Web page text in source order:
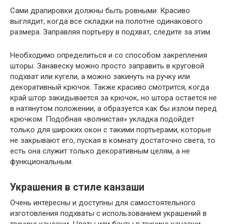
Сами драпировки должны быть ровными. Красиво
выглядит, когда все складки на полотне одинакового
размера. Заправляя портьеру в подхват, следите за этим.
Необходимо определиться и со способом закрепления
шторы. Занавеску можно просто заправить в круговой
подхват или кугели, а можно закинуть на ручку или
декоративный крючок. Также красиво смотрится, когда
край штор закидывается за крючок, но штора остается не
в натянутом положении, а образуется как бы излом перед
крючком. Подобная «волнистая» укладка подойдет
только для широких окон с такими портьерами, которые
не закрывают его, пуская в комнату достаточно света, то
есть она служит только декоративным целям, а не
функциональным.
Украшения в стиле канзаши
Очень интересны и доступны для самостоятельного
изготовления подхваты с использованием украшений в